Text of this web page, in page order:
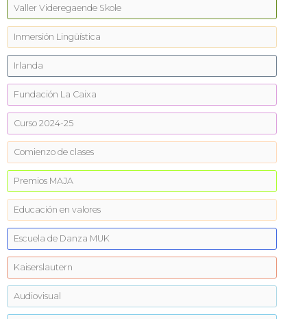
Valler Videregaende Skole
Inmersión Lingüística
Irlanda
Fundación La Caixa
Curso 2024-25
Comienzo de clases
Premios MAJA
Educación en valores
Escuela de Danza MUK
Kaiserslautern
Audiovisual